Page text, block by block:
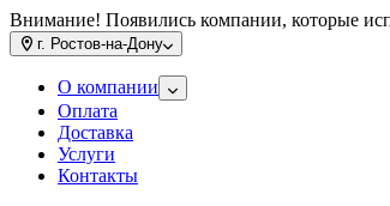
Внимание! Появились компании, которые
г. Ростов-на-Дону
О компании
Оплата
Доставка
Услуги
Контакты